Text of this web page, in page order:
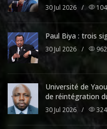
30 Jul 2026 /
Paul Biya : trois
30 Jul 2026 /
Université de
de réintégration
30 Jul 2026 /